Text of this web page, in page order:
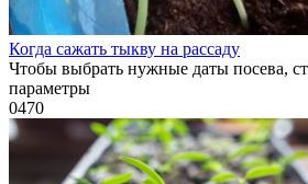
Когда сажать тыкву на рассаду
Чтобы выбрать нужные даты посева,
параметры
0470